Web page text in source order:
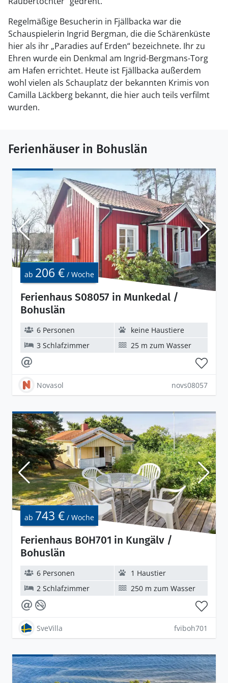
Regelmäßige Besucherin in Fjällbacka war die
Schauspielerin Ingrid Bergman, die die Schärenküste
hier als ihr „Paradies auf Erden“ bezeichnete. Ihr zu
Ehren wurde ein Denkmal am Ingrid-Bergmans-Torg
am Hafen errichtet. Heute ist Fjällbacka außerdem
wohl vielen als Schauplatz der bekannten Krimis von
Camilla Läckberg bekannt, die hier auch teils verfilmt
wurden.
Ferienhäuser in Bohuslän
Ferienhaus S08057 in Munkedal /
Bohuslän
ab 206 € / Woche
6 Personen
keine Haustiere
3 Schlafzimmer
25 m zum Wasser
Novasol novs08057
Ferienhaus BOH701 in Kungälv /
Bohuslän
ab 743 € / Woche
6 Personen
1 Haustier
2 Schlafzimmer
250 m zum Wasser
SveVilla fviboh701